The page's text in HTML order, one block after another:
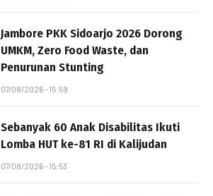
Jambore PKK Sidoarjo 2026 Dorong
UMKM, Zero Food Waste, dan
Penurunan Stunting
07/08/2026 - 15:59
Sebanyak 60 Anak Disabilitas Ikuti
Lomba HUT ke-81 RI di Kalijudan
07/08/2026 - 15:53